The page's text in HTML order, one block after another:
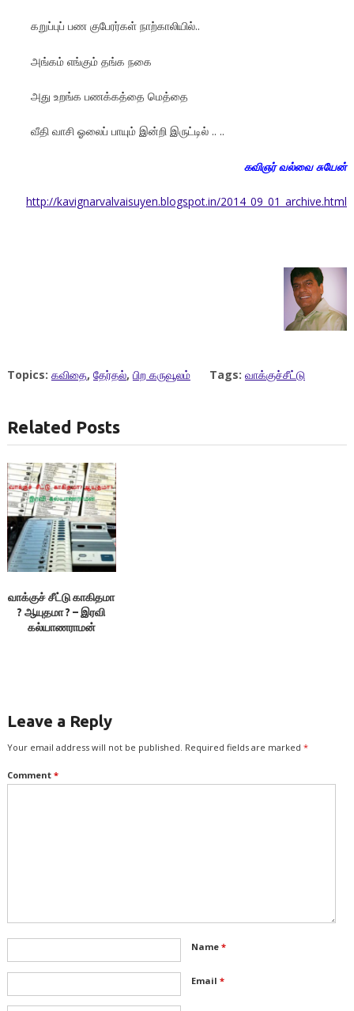
கறுப்புப் பண குபேரர்கள் நாற்காலியில்..
அங்கம் எங்கும் தங்க நகை
அது உறங்க பணக்கத்தை மெத்தை
வீதி வாசி ஓலைப் பாயும் இன்றி இருட்டில் .. ..
கவிஞர் வல்வை சுயேன்
http://kavignarvalvaisuyen.blogspot.in/2014_09_01_archive.html
Topics: கவிதை, தேர்தல், பிற கருவூலம் Tags: வாக்குச்சீட்டு
Related Posts
வாக்குச் சீட்டு காகிதமா
? ஆயுதமா ? – இரவி
கல்யாணராமன்
Leave a Reply
Your email address will not be published. Required fields are marked *
Comment *
Name *
Email *